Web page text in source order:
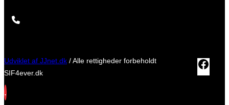
Udviklet af JJnet.dk / Alle rettigheder forbeholdt
SIF4ever.dk
.